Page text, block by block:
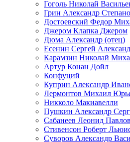
Гоголь Николай
Грин Александр
Достоевский Федор
Джером Клапка Джером
Дюма Александр (отец)
Есенин Сергей
Карамзин Николай
Артур Конан Дойл
Конфуций
Куприн Александр
Лермонтов Михаил
Никколо Макиавелли
Пушкин Александр
Сабанеев Леонид
Стивенсон Роберт
Суворов Александр